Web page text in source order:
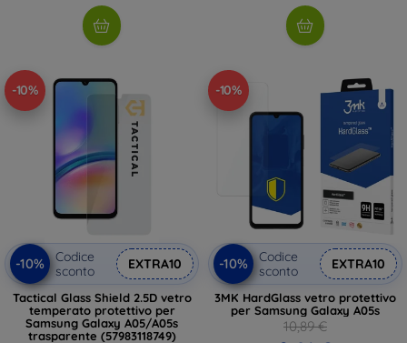
-10%
-10%
Codice
sconto
EXTRA10
Tactical Glass Shield 2.5D vetro
temperato protettivo per
Samsung Galaxy A05/A05s
trasparente (57983118749)
-10%
-10%
Codice
sconto
EXTRA10
3MK HardGlass vetro protettivo
per Samsung Galaxy A05s
10,89 €